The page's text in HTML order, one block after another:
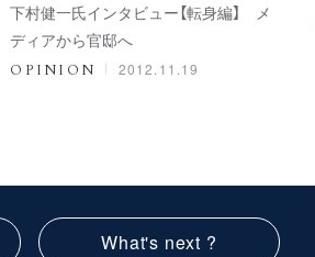
下村健一氏インタビュー【転身編】 メ
ディアから官邸へ
OPINION 2012.11.19
What's next ?